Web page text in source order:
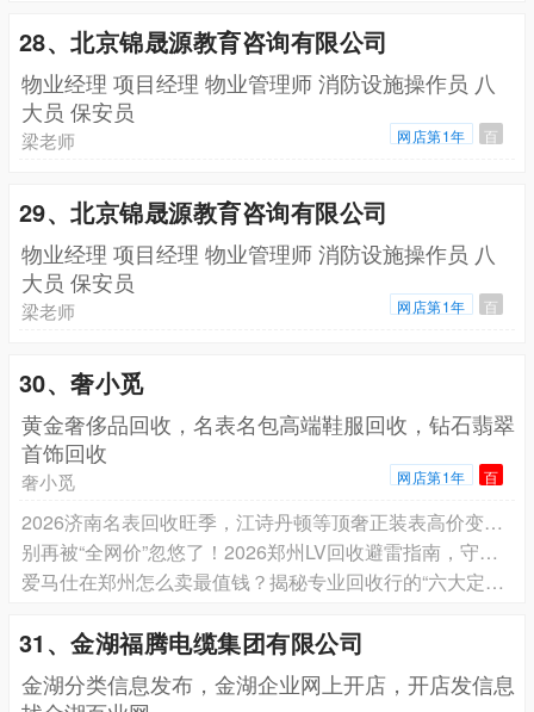
28、北京锦晟源教育咨询有限公司
物业经理 项目经理 物业管理师 消防设施操作员 八
大员 保安员
梁老师 网店第1年 百
29、北京锦晟源教育咨询有限公司
物业经理 项目经理 物业管理师 消防设施操作员 八
大员 保安员
梁老师 网店第1年 百
30、奢小觅
黄金奢侈品回收，名表名包高端鞋服回收，钻石翡翠
首饰回收
奢小觅 网店第1年 百
2026济南名表回收旺季，江诗丹顿等顶奢正装表高价变现，就选全国连锁直营品牌「奢小觅」
别再被“全网价”忽悠了！2026郑州LV回收避雷指南，守住你的钱包
爱马仕在郑州怎么卖最值钱？揭秘专业回收行的“六大定价密码”与避坑指
31、金湖福腾电缆集团有限公司
金湖分类信息发布，金湖企业网上开店，开店发信息